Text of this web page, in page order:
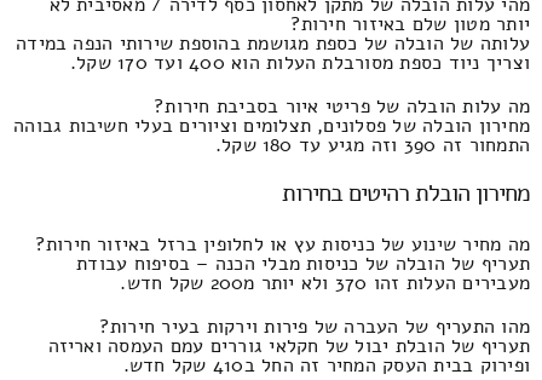
יותר מטון שלם באיזור חירות?
עלותה של הובלה של כספת מגושמת בהוספת שירותי הנפה במידה
וצריך ניוד כספת מסורבלת העלות הוא 400 ועד 170 שקל.
מה עלות הובלה של פריטי איור בסביבת חירות?
מחירון הובלה של פסלונים, תצלומים וציורים בעלי חשיבות גבוהה
התמחור זה 390 וזה מגיע עד 180 שקל.
מחירון הובלת רהיטים בחירות
מה מחיר שינוע של כניסות עץ או לחלופין ברזל באיזור חירות?
תעריף של הובלה של כניסות מבלי הכנה – בסיפוח עבודת
מעבירים העלות זהו 370 ולא יותר מ200 שקל חדש.
מהו התעריף של העברה של פירות וירקות בעיר חירות?
תעריף של הובלת יבול של חקלאי גוררים עמם העמסה ואריזה
ופירוק בבית העסק המחיר זה החל ב410 שקל חדש.